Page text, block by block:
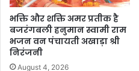
भक्ति और शक्ति अमर प्रतीक है
बजरंगबली हनुमान स्वामी राम
भजन वन पंचायती अखाड़ा श्री
निरंजनी
August 4, 2026